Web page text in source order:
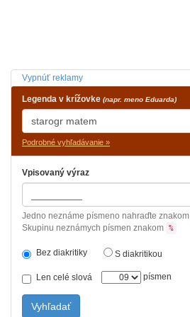
Vypnúť reklamy
Legenda v krížovke (napr. meno Eduarda)
Podrobné vyhľadávanie »
Vpisovaný výraz
Jedno neznáme písmeno nahraďte znakom
Skupinu neznámych písmen znakom %
Bez diakritiky S diakritikou
Len celé slová písmen
Vyhľadať